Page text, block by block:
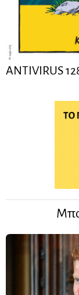
ANTIVIRUS